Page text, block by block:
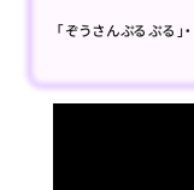
「ぞうさんぷるぷる」